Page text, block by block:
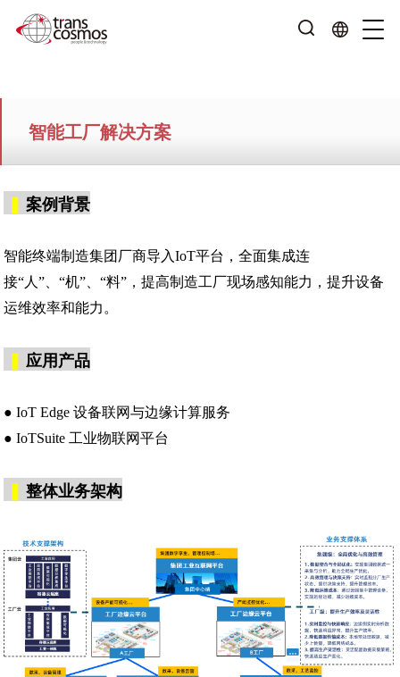
智能工厂解决方案
案例背景
智能终端制造集团厂商导入IoT平台，全面集成连
接“人”、“机”、“料”，提高制造工厂现场感知能力，提升设备
运维效率和能力。
应用产品
● IoT Edge 设备联网与边缘计算服务
● IoTSuite 工业物联网平台
整体业务架构